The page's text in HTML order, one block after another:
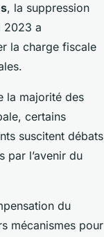
, la suppression
2023 a
la charge fiscale
la majorité des
certains
suscitent débats
par l’avenir du
du
mécanismes pour